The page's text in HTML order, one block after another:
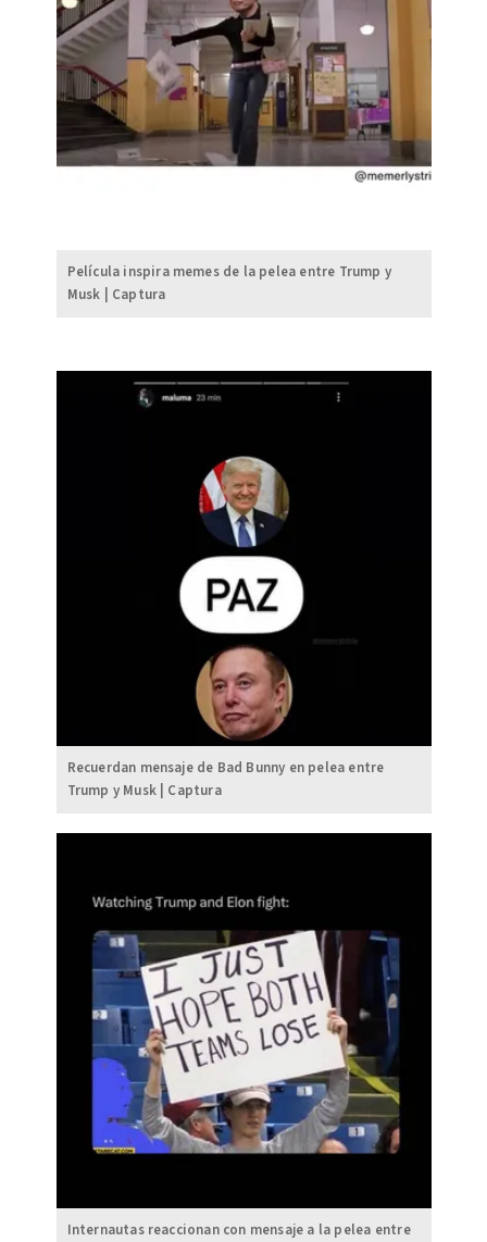
Película inspira memes de la pelea entre Trump y
Musk | Captura
Recuerdan mensaje de Bad Bunny en pelea entre
Trump y Musk | Captura
Internautas reaccionan con mensaje a la pelea entre